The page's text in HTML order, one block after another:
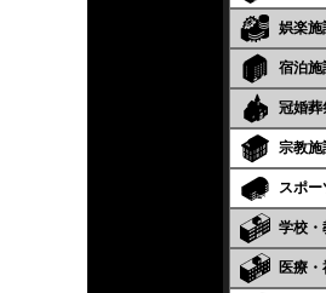
娯楽施
宿泊施
冠婚
宗教
スポ
学校
医療